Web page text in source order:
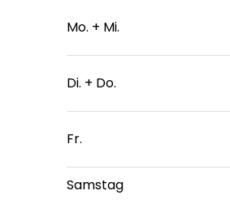
Mo. + Mi.
Di. + Do.
Fr.
Samstag